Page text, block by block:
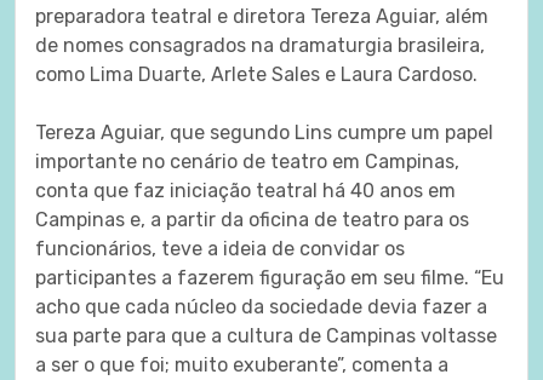
preparadora teatral e diretora Tereza Aguiar, além
de nomes consagrados na dramaturgia brasileira,
como Lima Duarte, Arlete Sales e Laura Cardoso.
Tereza Aguiar, que segundo Lins cumpre um papel
importante no cenário de teatro em Campinas,
conta que faz iniciação teatral há 40 anos em
Campinas e, a partir da oficina de teatro para os
funcionários, teve a ideia de convidar os
participantes a fazerem figuração em seu filme. “Eu
acho que cada núcleo da sociedade devia fazer a
sua parte para que a cultura de Campinas voltasse
a ser o que foi; muito exuberante”, comenta a